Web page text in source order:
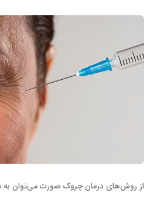
از روش‌های درمان چروک صورت می‌توان به